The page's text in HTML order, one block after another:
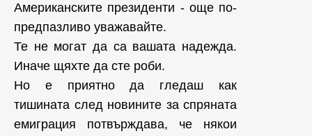
Американските президенти - още по-
предпазливо уважавайте.
Те не могат да са вашата надежда.
Иначе щяхте да сте роби.
Но е приятно да гледаш как
тишината след новините за спряната
емиграция потвърждава, че някои